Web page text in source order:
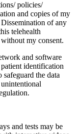
policies/
and copies of my
of any
telehealth
my consent.
and software
identification
the data
and tests may be